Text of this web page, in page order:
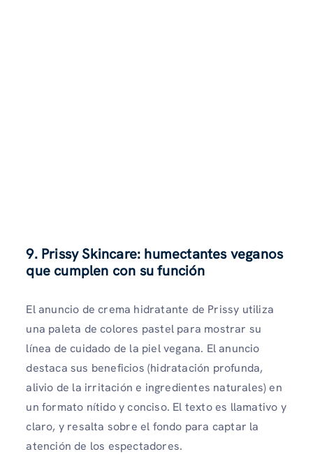
9. Prissy Skincare: humectantes veganos
que cumplen con su función
El anuncio de crema hidratante de Prissy utiliza
una paleta de colores pastel para mostrar su
línea de cuidado de la piel vegana. El anuncio
destaca sus beneficios (hidratación profunda,
alivio de la irritación e ingredientes naturales) en
un formato nítido y conciso. El texto es llamativo y
claro, y resalta sobre el fondo para captar la
atención de los espectadores.